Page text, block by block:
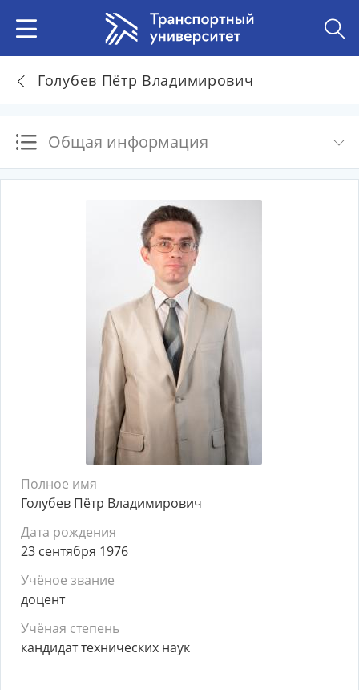
Голубев Пётр Владимирович
Общая информация
Полное имя
Голубев Пётр Владимирович
Дата рождения
23 сентября 1976
Учёное звание
доцент
Учёная степень
кандидат технических наук